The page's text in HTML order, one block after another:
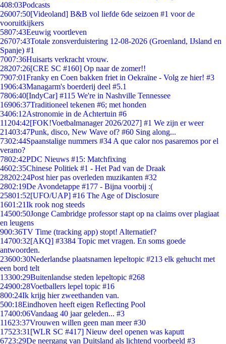
408:03Podcasts
26007:50[Videoland] B&B vol liefde 6de seizoen #1 voor de
vooruitkijkers
5807:43Eeuwig voortleven
26707:43Totale zonsverduistering 12-08-2026 (Groenland, IJsland en
Spanje) #1
7007:36Huisarts verkracht vrouw.
28207:26[CRE SC #160] Op naar de zomer!!
7907:01Franky en Coen bakken friet in Oekraïne - Volg ze hier! #3
1906:43Managarm's boerderij deel #5.1
7806:40[IndyCar] #115 We're in Nashville Tennessee
16906:37Traditioneel tekenen #6; met honden
3406:12Astronomie in de Achtertuin #6
11204:42[FOK!Voetbalmanager 2026/2027] #1 We zijn er weer
21403:47Punk, disco, New Wave of? #60 Sing along...
7302:44Spaanstalige nummers #34 A que calor nos pasaremos por el
verano?
7802:42PDC Nieuws #15: Matchfixing
4602:35Chinese Politiek #1 - Het Pad van de Draak
28202:24Post hier pas overleden muzikanten #32
2802:19De Avondetappe #177 - Bijna voorbij :(
25801:52[UFO/UAP] #16 The Age of Disclosure
1601:21Ik rook nog steeds
14500:50Jonge Cambridge professor stapt op na claims over plagiaat
en leugens
900:36TV Time (tracking app) stopt! Alternatief?
14700:32[AKQ] #3384 Topic met vragen. En soms goede
antwoorden.
23600:30Nederlandse plaatsnamen lepeltopic #213 elk gehucht met
een bord telt
13300:29Buitenlandse steden lepeltopic #268
24900:28Voetballers lepel topic #16
800:24Ik krijg hier zweethanden van.
500:18Eindhoven heeft eigen Reflecting Pool
17400:06Vandaag 40 jaar geleden... #3
11623:37Vrouwen willen geen man meer #30
17523:31 [WLR SC #417] Nieuw deel openen was kaputt
6723:29De neergang van Duitsland als lichtend voorbeeld #3